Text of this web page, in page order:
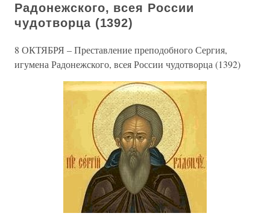
Радонежского, всея России
чудотворца (1392)
8 ОКТЯБРЯ – Преставление преподобного Сергия,
игумена Радонежского, всея России чудотворца (1392)